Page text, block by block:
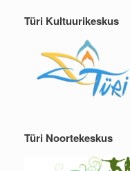
Türi Kultuurikeskus
Türi Noortekeskus